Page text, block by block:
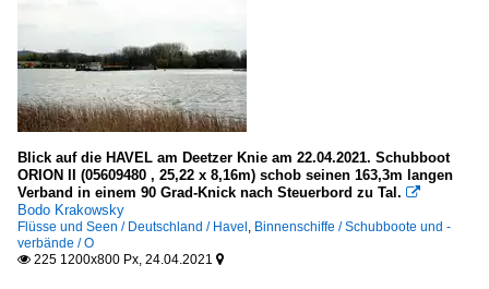
Blick auf die HAVEL am Deetzer Knie am 22.04.2021. Schubboot
ORION II (05609480 , 25,22 x 8,16m) schob seinen 163,3m langen
Verband in einem 90 Grad-Knick nach Steuerbord zu Tal. 
Bodo Krakowsky
Flüsse und Seen / Deutschland / Havel , Binnenschiffe / Schubboote und -
verbände / O
 225 1200x800 Px, 24.04.2021 